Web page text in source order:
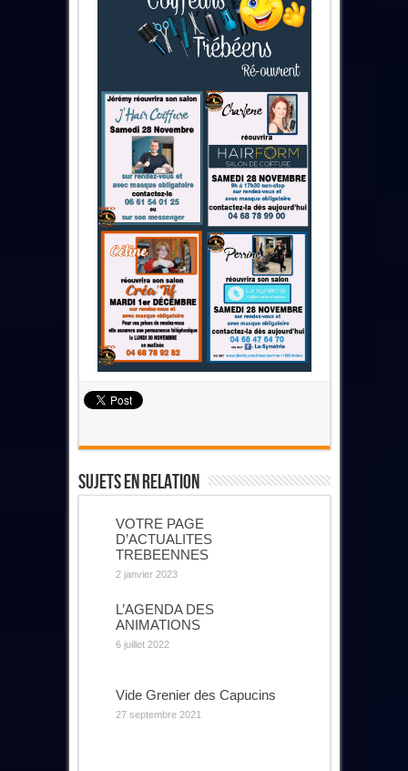
Sujets En Relation
VOTRE PAGE
D’ACTUALITES
TREBEENNES
2 janvier 2023
L’AGENDA DES
ANIMATIONS
6 juillet 2022
Vide Grenier des Capucins
27 septembre 2021